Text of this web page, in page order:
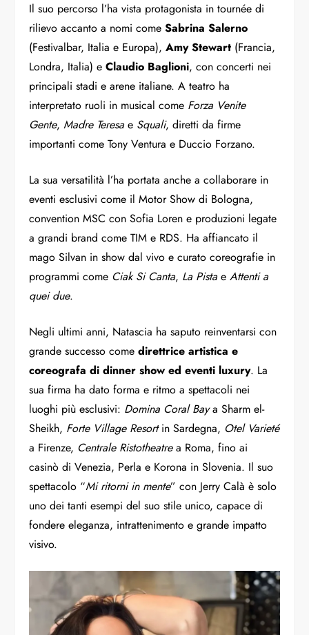
Il suo percorso l’ha vista protagonista in tournée di
rilievo accanto a nomi comeSabrina Salerno
(Festivalbar, Italia e Europa),Amy Stewart (Francia,
Londra, Italia) eClaudio Baglioni, con concerti nei
principali stadi e arene italiane. A teatro ha
interpretato ruoli in musical come Forza Venite
Gente,Madre Teresa e Squali, diretti da firme
importanti come Tony Ventura e Duccio Forzano.
La sua versatilità l’ha portata anche a collaborare in
eventi esclusivi come il Motor Show di Bologna,
convention MSC con Sofia Loren e produzioni legate
a grandi brand come TIM e RDS. Ha affiancato il
mago Silvan in show dal vivo e curato coreografie in
programmi come Ciak Si Canta, La Pista eAttenti a
quei due.
Negli ultimi anni, Natascia ha saputo reinventarsi con
grande successo comedirettrice artistica e
coreografa di dinner show ed eventi luxury. La
sua firma ha dato forma e ritmo a spettacoli nei
luoghi più esclusivi: Domina Coral Baya Sharm el-
Sheikh, Forte Village Resortin Sardegna, Otel Varieté
a Firenze, Centrale Ristotheatrea Roma, fino ai
casinò di Venezia, Perla e Korona in Slovenia. Il suo
spettacolo “Mi ritorni in mente” con Jerry Calà è solo
uno dei tanti esempi del suo stile unico, capace di
fondere eleganza, intrattenimento e grande impatto
visivo.